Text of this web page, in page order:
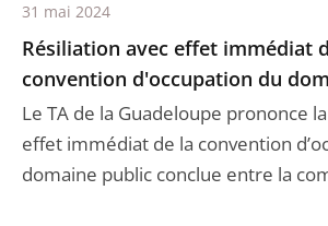
Résiliation avec effet immédiat
convention d'occupation du
Le TA de la Guadeloupe prononce
effet immédiat de la convention
domaine public conclue entre la
31 mai 2024